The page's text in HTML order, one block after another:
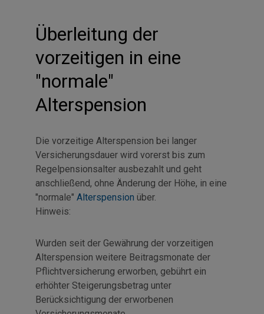
Überleitung der
vorzeitigen in eine
"normale"
Alterspension
Die vorzeitige Alterspension bei langer
Versicherungsdauer wird vorerst bis zum
Regelpensionsalter ausbezahlt und geht
anschließend, ohne Änderung der Höhe, in eine
"normale" Alterspension über.
Hinweis:
Wurden seit der Gewährung der vorzeitigen
Alterspension weitere Beitragsmonate der
Pflichtversicherung erworben, gebührt ein
erhöhter Steigerungsbetrag unter
Berücksichtigung der erworbenen